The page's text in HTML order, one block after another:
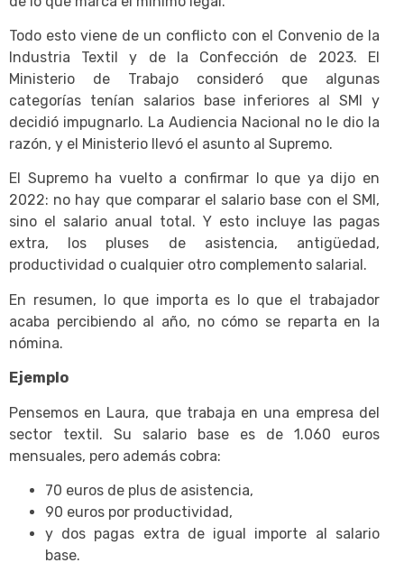
Todo esto viene de un conflicto con el Convenio de la
Industria Textil y de la Confección de 2023. El
Ministerio de Trabajo consideró que algunas
categorías tenían salarios base inferiores al SMI y
decidió impugnarlo. La Audiencia Nacional no le dio la
razón, y el Ministerio llevó el asunto al Supremo.
El Supremo ha vuelto a confirmar lo que ya dijo en
2022: no hay que comparar el salario base con el SMI,
sino el salario anual total. Y esto incluye las pagas
extra, los pluses de asistencia, antigüedad,
productividad o cualquier otro complemento salarial.
En resumen, lo que importa es lo que el trabajador
acaba percibiendo al año, no cómo se reparta en la
nómina.
Ejemplo
Pensemos en Laura, que trabaja en una empresa del
sector textil. Su salario base es de 1.060 euros
mensuales, pero además cobra:
70 euros de plus de asistencia,
90 euros por productividad,
y dos pagas extra de igual importe al salario
base.